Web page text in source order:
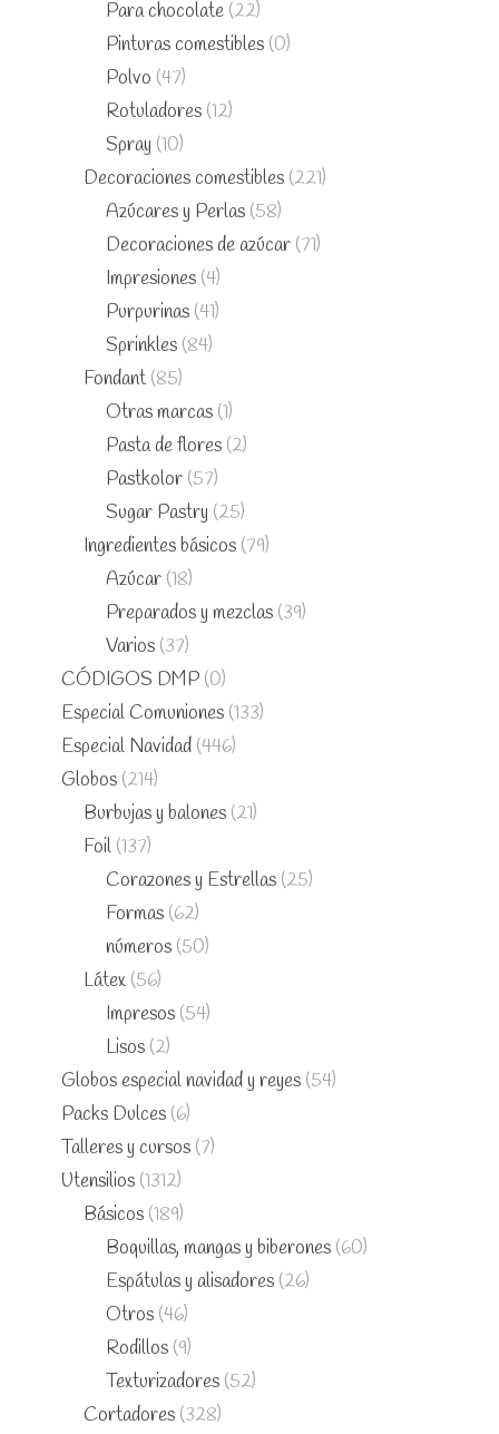
Para chocolate (22)
Pinturas comestibles (0)
Polvo (47)
Rotuladores (12)
Spray (10)
Decoraciones comestibles (221)
Azúcares y Perlas (58)
Decoraciones de azúcar (71)
Impresiones (4)
Purpurinas (41)
Sprinkles (84)
Fondant (85)
Otras marcas (1)
Pasta de flores (2)
Pastkolor (57)
Sugar Pastry (25)
Ingredientes básicos (79)
Azúcar (18)
Preparados y mezclas (39)
Varios (37)
CÓDIGOS DMP (0)
Especial Comuniones (133)
Especial Navidad (446)
Globos (214)
Burbujas y balones (21)
Foil (137)
Corazones y Estrellas (25)
Formas (62)
números (50)
Látex (56)
Impresos (54)
Lisos (2)
Globos especial navidad y reyes (54)
Packs Dulces (6)
Talleres y cursos (7)
Utensilios (1312)
Básicos (189)
Boquillas, mangas y biberones (60)
Espátulas y alisadores (26)
Otros (46)
Rodillos (9)
Texturizadores (52)
Cortadores (328)